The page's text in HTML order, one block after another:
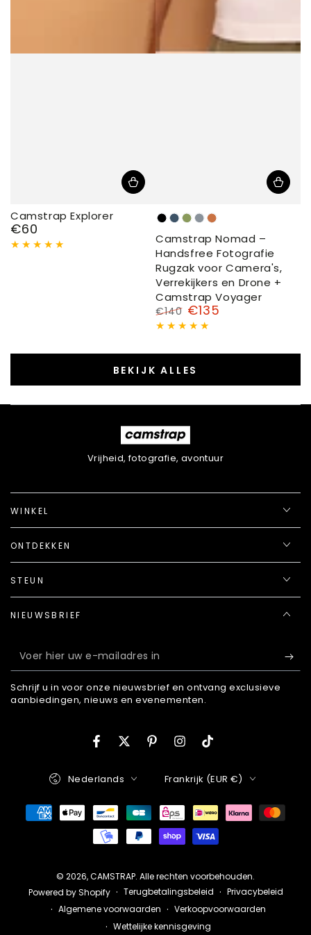
Camstrap Explorer
Normale
prijs
€60
Black
-
Timeless
Elegance
Navy
-
Midnight
serenity
Sage
-
Harmonize
with
nature
Silver
-
Shine
with
sophistication
Terracotta
-
Connect
with
the
Earth
Camstrap Nomad –
Handsfree Fotografie
Rugzak voor Camera's,
Verrekijkers en Drone +
Camstrap Voyager
Normale
€140
Verkoopprijs
€135
BEKIJK ALLES
Vrijheid, fotografie, avontuur
WINKEL
ONTDEKKEN
STEUN
NIEUWSBRIEF
Voer
hier
uw
Schrijf u in voor onze nieuwsbrief en ontvang exclusieve
aanbiedingen, nieuws en evenementen.
FacebookTwitterenPinterestInstagram
TikTok
© 2026,CAMSTRAP. Alle rechten voorbehouden.
Powered by Shopify
Terugbetalingsbeleid
Privacybeleid
Algemene voorwaarden
Verkoopvoorwaarden
Wettelijke kennisgeving
Taal
Nederlands Frankrijk (EUR €)
Betaalmethoden